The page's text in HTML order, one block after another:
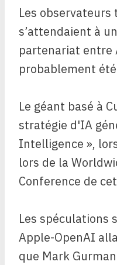
Les
s’attendaient à
partenariat entre
probablement
Le géant basé à
stratégie d'IA
Intelligence »,
lors de la
Conference de
Les spéculations
Apple-OpenAI
que Mark